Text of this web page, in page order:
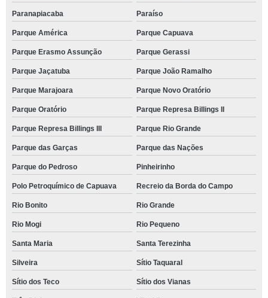
Paranapiacaba Paraíso
Parque América Parque Capuava
Parque Erasmo Assunção Parque Gerassi
Parque Jaçatuba Parque João Ramalho
Parque Marajoara Parque Novo Oratório
Parque Oratório Parque Represa Billings II
Parque Represa Billings III Parque Rio Grande
Parque das Garças Parque das Nações
Parque do Pedroso Pinheirinho
Polo Petroquímico de Capuava Recreio da Borda do Campo
Rio Bonito Rio Grande
Rio Mogi Rio Pequeno
Santa Maria Santa Terezinha
Silveira Sítio Taquaral
Sítio dos Teco Sítio dos Vianas